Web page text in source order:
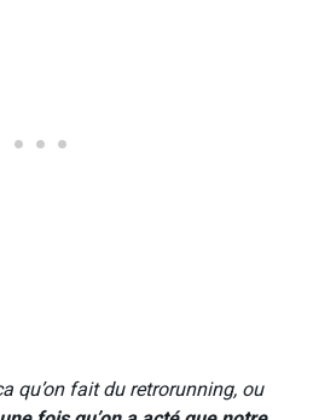
qu’on fait du retrorunning, ou